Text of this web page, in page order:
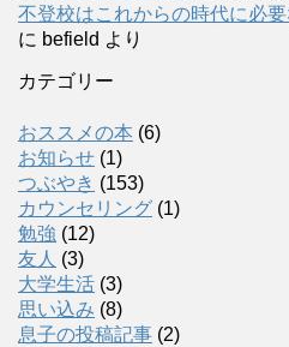
不登校はこれからの時代に必
に befield より
カテゴリー
おススメの本 (6)
お知らせ (1)
つぶやき (153)
カウンセリング (1)
勉強 (12)
友人 (3)
大学生活 (3)
思い込み (8)
息子の投稿記事 (2)